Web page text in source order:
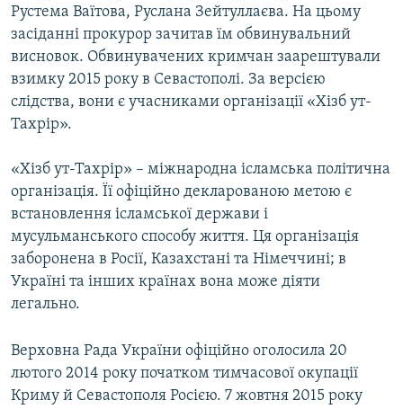
Рустема Ваїтова, Руслана Зейтуллаєва. На цьому
засіданні прокурор зачитав їм обвинувальний
висновок. Обвинувачених кримчан заарештували
взимку 2015 року в Севастополі. За версією
слідства, вони є учасниками організації «Хізб ут-
Тахрір».
«Хізб ут-Тахрір» – міжнародна ісламська політична
організація. Її офіційно декларованою метою є
встановлення ісламської держави і
мусульманського способу життя. Ця організація
заборонена в Росії, Казахстані та Німеччині; в
Україні та інших країнах вона може діяти
легально.
Верховна Рада України офіційно оголосила 20
лютого 2014 року початком тимчасової окупації
Криму й Севастополя Росією. 7 жовтня 2015 року